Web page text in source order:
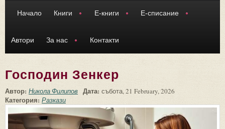
Начало Книги Е-книги Е-списание
Автори За нас Контакти
Господин Зенкер
Автор: Никола Филипов Дата: събота, 21 February, 2026
Категория: Разкази